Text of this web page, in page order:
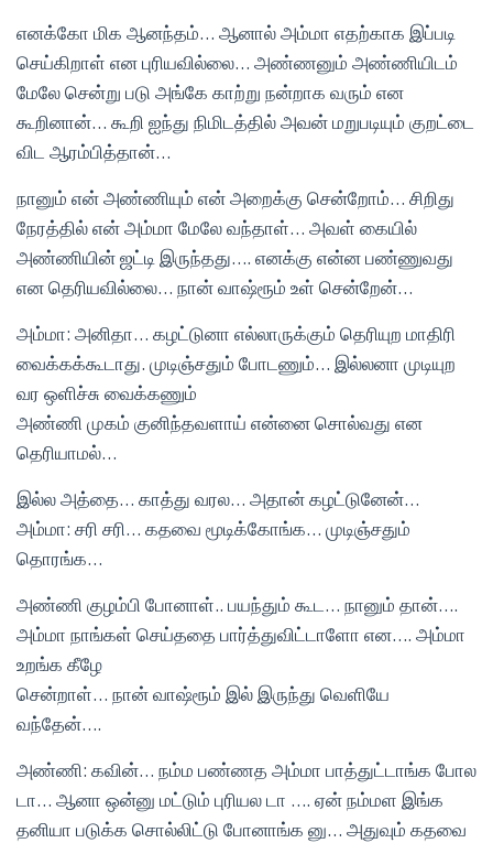
எனக்கோ மிக ஆனந்தம்… ஆனால் அம்மா எதற்காக இப்படி
செய்கிறாள் என புரியவில்லை… அண்ணனும் அண்ணியிடம்
மேலே சென்று படு அங்கே காற்று நன்றாக வரும் என
கூறினான்… கூறி ஐந்து நிமிடத்தில் அவன் மறுபடியும் குறட்டை
விட ஆரம்பித்தான்…
நானும் என் அண்ணியும் என் அறைக்கு சென்றோம்… சிறிது
நேரத்தில் என் அம்மா மேலே வந்தாள்… அவள் கையில்
அண்ணியின் ஜட்டி இருந்தது…. எனக்கு என்ன பண்ணுவது
என தெரியவில்லை… நான் வாஷ்ரூம் உள் சென்றேன்…
அம்மா: அனிதா… கழட்டுனா எல்லாருக்கும் தெரியுற மாதிரி
வைக்கக்கூடாது. முடிஞ்சதும் போடணும்… இல்லனா முடியுற
வர ஒளிச்சு வைக்கணும்
அண்ணி முகம் குனிந்தவளாய் என்னை சொல்வது என
தெரியாமல்…
இல்ல அத்தை… காத்து வரல… அதான் கழட்டுனேன்…
அம்மா: சரி சரி… கதவை மூடிக்கோங்க… முடிஞ்சதும்
தொரங்க…
அண்ணி குழம்பி போனாள்.. பயந்தும் கூட… நானும் தான்….
அம்மா நாங்கள் செய்ததை பார்த்துவிட்டாளோ என…. அம்மா
உறங்க கீழே
சென்றாள்… நான் வாஷ்ரூம் இல் இருந்து வெளியே
வந்தேன்….
அண்ணி: கவின்… நம்ம பண்ணத அம்மா பாத்துட்டாங்க போல
டா… ஆனா ஒன்னு மட்டும் புரியல டா …. ஏன் நம்மள இங்க
தனியா படுக்க சொல்லிட்டு போனாங்க னு… அதுவும் கதவை